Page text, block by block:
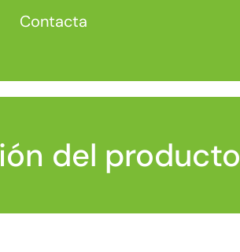
Contacta
del producto